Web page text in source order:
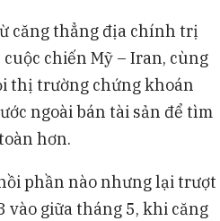
căng thẳng địa chính trị
chiến Mỹ – Iran, cùng
thị trường chứng khoán
ngoài bán tài sản để tìm
hơn.
phần nào nhưng lại trượt
vào giữa tháng 5, khi căng